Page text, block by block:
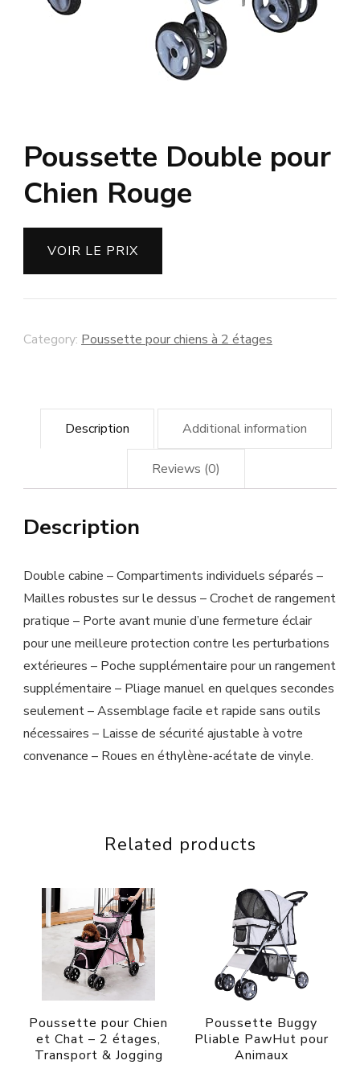
Poussette Double pour
Chien Rouge
VOIR LE PRIX
Category: Poussette pour chiens à 2 étages
Description Additional information
Reviews (0)
Description
Double cabine – Compartiments individuels séparés –
Mailles robustes sur le dessus – Crochet de rangement
pratique – Porte avant munie d’une fermeture éclair
pour une meilleure protection contre les perturbations
extérieures – Poche supplémentaire pour un rangement
supplémentaire – Pliage manuel en quelques secondes
seulement – Assemblage facile et rapide sans outils
nécessaires – Laisse de sécurité ajustable à votre
convenance – Roues en éthylène-acétate de vinyle.
Related products
Poussette pour Chien
et Chat – 2 étages,
Transport & Jogging
Poussette Buggy
Pliable PawHut pour
Animaux